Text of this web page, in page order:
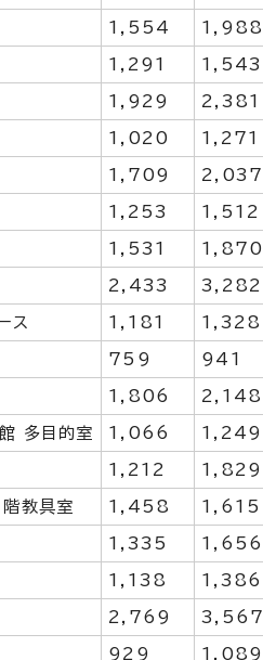
1,554 1,988
1,291 1,543
1,929 2,381
1,020 1,271
1,709 2,037
1,253 1,512
1,531 1,870
2,433 3,282
ス 1,181 1,328
759 941
1,806 2,148
多目的室 1,066 1,249
1,212 1,829
教具室 1,458 1,615
1,335 1,656
1,138 1,386
2,769 3,567
929 1,089